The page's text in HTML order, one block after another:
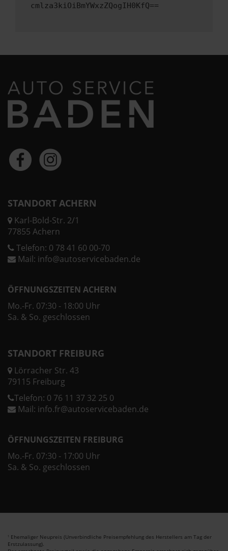
cmlza3kiOiBmYWxzZQogIH0KfQ==
STANDORT ACHERN
Karl-Bold-Str. 2/1
77855 Achern
Telefon: 0 78 41 60 00-70
Mail: info@autoservicebaden.de
ÖFFNUNGSZEITEN ACHERN
Mo.-Fr. 07:30 - 18:00 Uhr
Sa. & So. geschlossen
STANDORT FREIBURG
Lörracher Str. 43
79115 Freiburg
Telefon: 0 76 11 37 32 25 0
Mail: info.fr@autoservicebaden.de
ÖFFNUNGSZEITEN FREIBURG
Mo.-Fr. 07:30 - 17:00 Uhr
Sa. & So. geschlossen
1 Ehemaliger Neupreis (Unverbindliche Preisempfehlung des Herstellers am Tag der
Erstzulassung).